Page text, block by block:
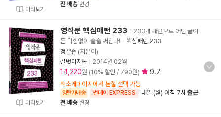
미리보기
전 배송 변경
미리보기
영작문 핵심패턴 233 - 233개 패턴으로 어떤 글이
든 막힘없이 술술 써진다! - 핵심패턴 233
정은순 (지은이)
길벗이지톡
2014년 02월
14,220원 (10% 할인 / 790원) 9.7
책소개페이지에서 분철 선택 가능
양탄자배송 썬데이 EXPRESS 내일 (월) 아침 7시 출근
전 배송 변경